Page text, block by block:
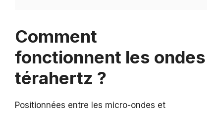
Comment
fonctionnent les ondes
térahertz ?
Positionnées entre les micro-ondes et